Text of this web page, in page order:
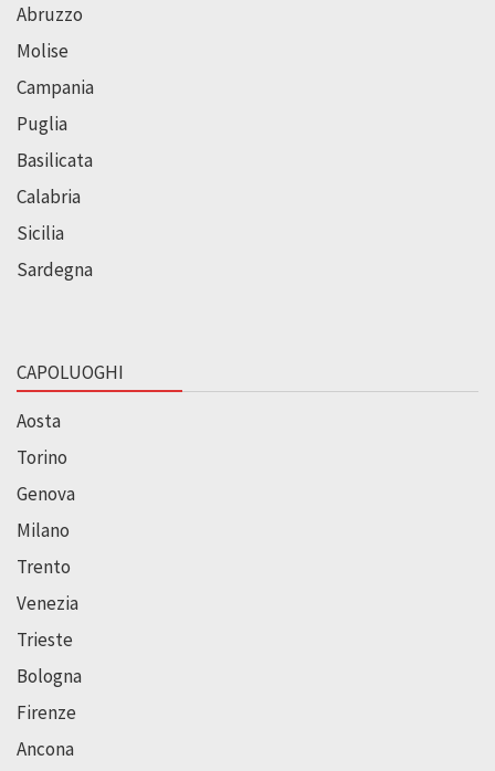
Abruzzo
Molise
Campania
Puglia
Basilicata
Calabria
Sicilia
Sardegna
CAPOLUOGHI
Aosta
Torino
Genova
Milano
Trento
Venezia
Trieste
Bologna
Firenze
Ancona